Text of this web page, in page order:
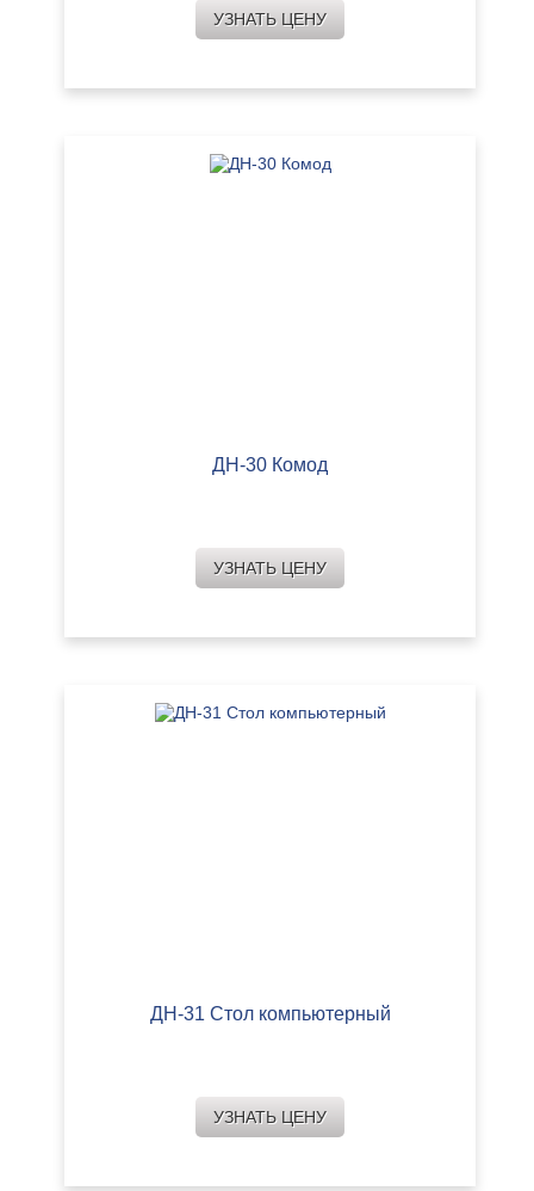
УЗНАТЬ ЦЕНУ
ДН-30 Комод
УЗНАТЬ ЦЕНУ
ДН-31 Стол компьютерный
УЗНАТЬ ЦЕНУ